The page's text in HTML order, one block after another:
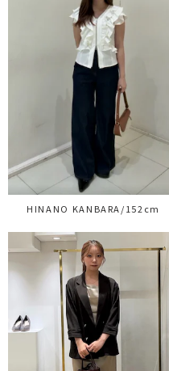
HINANO KANBARA/152cm